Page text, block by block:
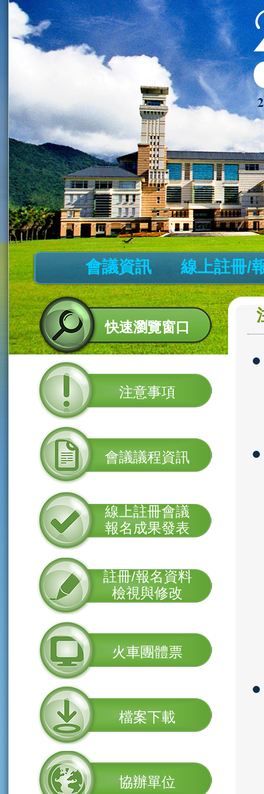
會議資訊 線上註冊/
快速瀏覽窗口
注意事項
會議議程資訊
線上註冊會議
報名成果發表
註冊/報名資料
檢視與修改
火車團體票
檔案下載
協辦單位